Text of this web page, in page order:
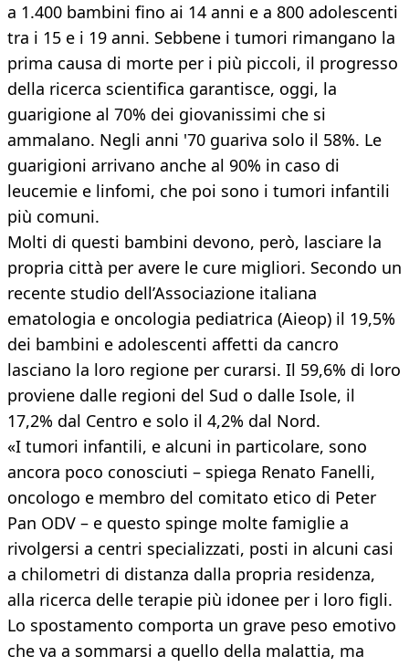
a 1.400 bambini fino ai 14 anni e a 800 adolescenti
tra i 15 e i 19 anni. Sebbene i tumori rimangano la
prima causa di morte per i più piccoli, il progresso
della ricerca scientifica garantisce, oggi, la
guarigione al 70% dei giovanissimi che si
ammalano. Negli anni '70 guariva solo il 58%. Le
guarigioni arrivano anche al 90% in caso di
leucemie e linfomi, che poi sono i tumori infantili
più comuni.
Molti di questi bambini devono, però, lasciare la
propria città per avere le cure migliori. Secondo un
recente studio dell’Associazione italiana
ematologia e oncologia pediatrica (Aieop) il 19,5%
dei bambini e adolescenti affetti da cancro
lasciano la loro regione per curarsi. Il 59,6% di loro
proviene dalle regioni del Sud o dalle Isole, il
17,2% dal Centro e solo il 4,2% dal Nord.
«I tumori infantili, e alcuni in particolare, sono
ancora poco conosciuti – spiega Renato Fanelli,
oncologo e membro del comitato etico di Peter
Pan ODV – e questo spinge molte famiglie a
rivolgersi a centri specializzati, posti in alcuni casi
a chilometri di distanza dalla propria residenza,
alla ricerca delle terapie più idonee per i loro figli.
Lo spostamento comporta un grave peso emotivo
che va a sommarsi a quello della malattia, ma